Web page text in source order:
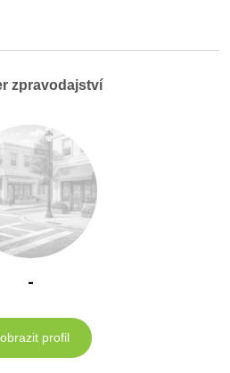
zpravodajství
-
profil